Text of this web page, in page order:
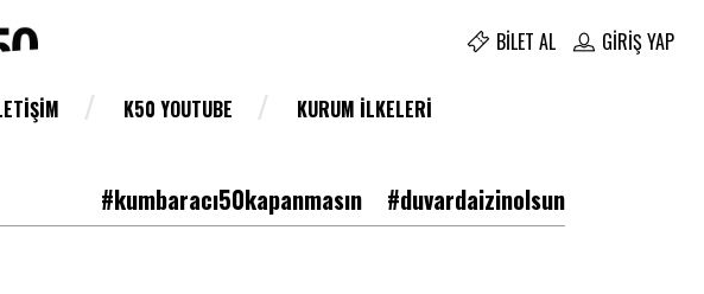
BILET AL GIRIŞ YAP
K50 YOUTUBE KURUM İLKELERI
#kumbaracı50kapanmasın #duvardaizinolsun